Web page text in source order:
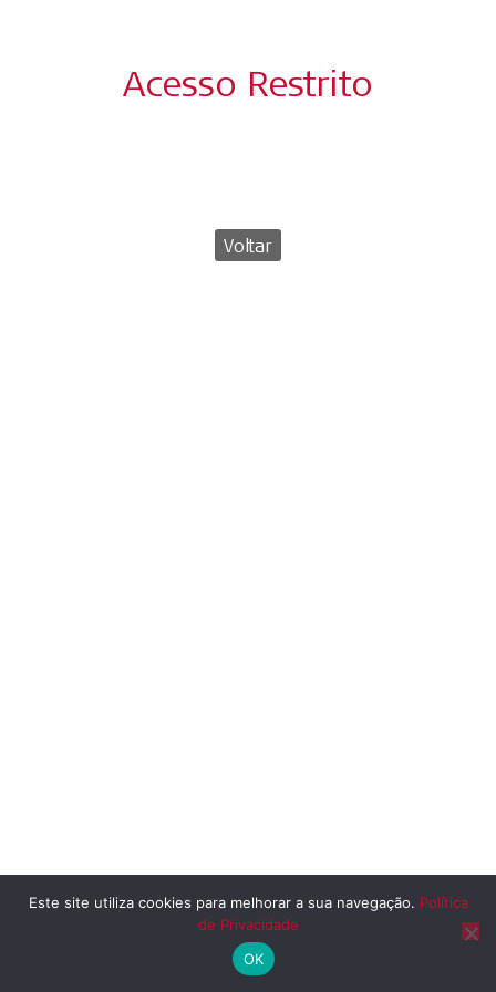
Acesso Restrito
Voltar
Este site utiliza cookies para melhorar a sua navegação. Política
de Privacidade
OK